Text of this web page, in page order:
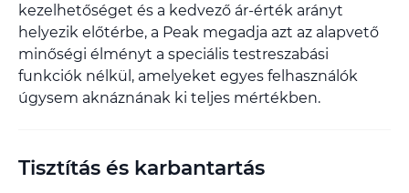
kezelhetőséget és a kedvező ár-érték arányt
helyezik előtérbe, a Peak megadja azt az alapvető
minőségi élményt a speciális testreszabási
funkciók nélkül, amelyeket egyes felhasználók
úgysem aknáznának ki teljes mértékben.
Tisztítás és karbantartás